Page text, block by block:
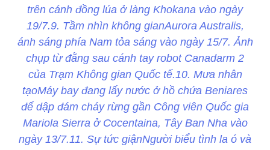
trên cánh đồng lúa ở làng Khokana vào ngày
19/7.9. Tầm nhìn không gianAurora Australis,
ánh sáng phía Nam tỏa sáng vào ngày 15/7. Ảnh
chụp từ đằng sau cánh tay robot Canadarm 2
của Trạm Không gian Quốc tế.10. Mưa nhân
tạoMáy bay đang lấy nước ở hồ chứa Beniares
để dập đám cháy rừng gần Công viên Quốc gia
Mariola Sierra ở Cocentaina, Tây Ban Nha vào
ngày 13/7.11. Sự tức giậnNgười biểu tình la ó và